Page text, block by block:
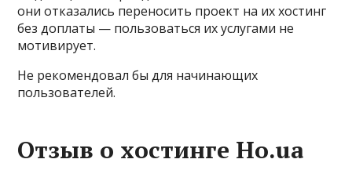
они отказались переносить проект на их хостинг
без доплаты — пользоваться их услугами не
мотивирует.
Не рекомендовал бы для начинающих
пользователей.
Отзыв о хостинге Ho.ua